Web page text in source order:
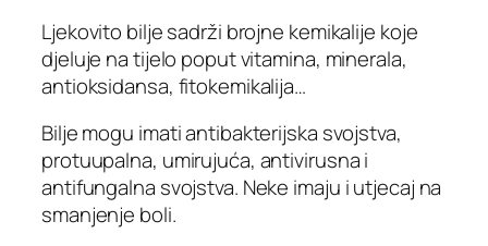
Ljekovito bilje sadrži brojne kemikalije koje
djeluje na tijelo poput vitamina, minerala,
antioksidansa, fitokemikalija…
Bilje mogu imati antibakterijska svojstva,
protuupalna, umirujuća, antivirusna i
antifungalna svojstva. Neke imaju i utjecaj na
smanjenje boli.